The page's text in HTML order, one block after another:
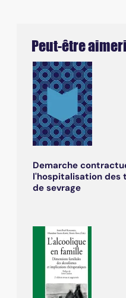
Peut-être
Demarche
l'hospitalisation des
de sevrage